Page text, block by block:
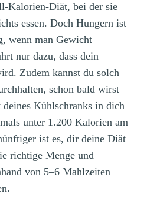
Kalorien-Diät, bei der sie
essen. Doch Hungern ist
wenn man Gewicht
nur dazu, dass dein
Zudem kannst du solch
schon bald wirst
deines Kühlschranks in dich
unter 1.200 Kalorien am
ist es, dir deine Diät
richtige Menge und
von 5–6 Mahlzeiten